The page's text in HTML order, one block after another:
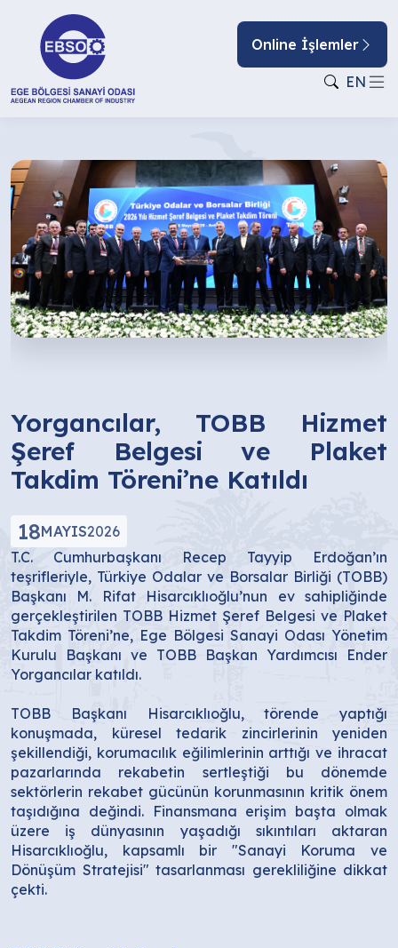
Online İşlemler
EN
Yorgancılar, TOBB Hizmet
Şeref Belgesi ve Plaket
Takdim Töreni’ne Katıldı
18MAYIS2026
T.C. Cumhurbaşkanı Recep Tayyip Erdoğan’ın
teşrifleriyle, Türkiye Odalar ve Borsalar Birliği (TOBB)
Başkanı M. Rifat Hisarcıklıoğlu’nun ev sahipliğinde
gerçekleştirilen TOBB Hizmet Şeref Belgesi ve Plaket
Takdim Töreni’ne, Ege Bölgesi Sanayi Odası Yönetim
Kurulu Başkanı ve TOBB Başkan Yardımcısı Ender
Yorgancılar katıldı.
TOBB Başkanı Hisarcıklıoğlu, törende yaptığı
konuşmada, küresel tedarik zincirlerinin yeniden
şekillendiği, korumacılık eğilimlerinin arttığı ve ihracat
pazarlarında rekabetin sertleştiği bu dönemde
sektörlerin rekabet gücünün korunmasının kritik önem
taşıdığına değindi. Finansmana erişim başta olmak
üzere iş dünyasının yaşadığı sıkıntıları aktaran
Hisarcıklıoğlu, kapsamlı bir "Sanayi Koruma ve
Dönüşüm Stratejisi" tasarlanması gerekliliğine dikkat
çekti.